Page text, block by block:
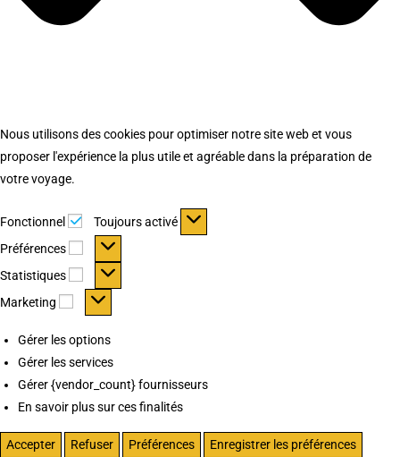
Nous utilisons des cookies pour optimiser notre site web et vous
proposer l'expérience la plus utile et agréable dans la préparation de
votre voyage.
Fonctionnel Fonctionnel
Toujours activé
Préférences
Préférences
Statistiques Statistiques
Marketing Marketing
Gérer les options
Gérer les services
Gérer {vendor_count} fournisseurs
En savoir plus sur ces finalités
Accepter Refuser Préférences
Enregistrer les préférences